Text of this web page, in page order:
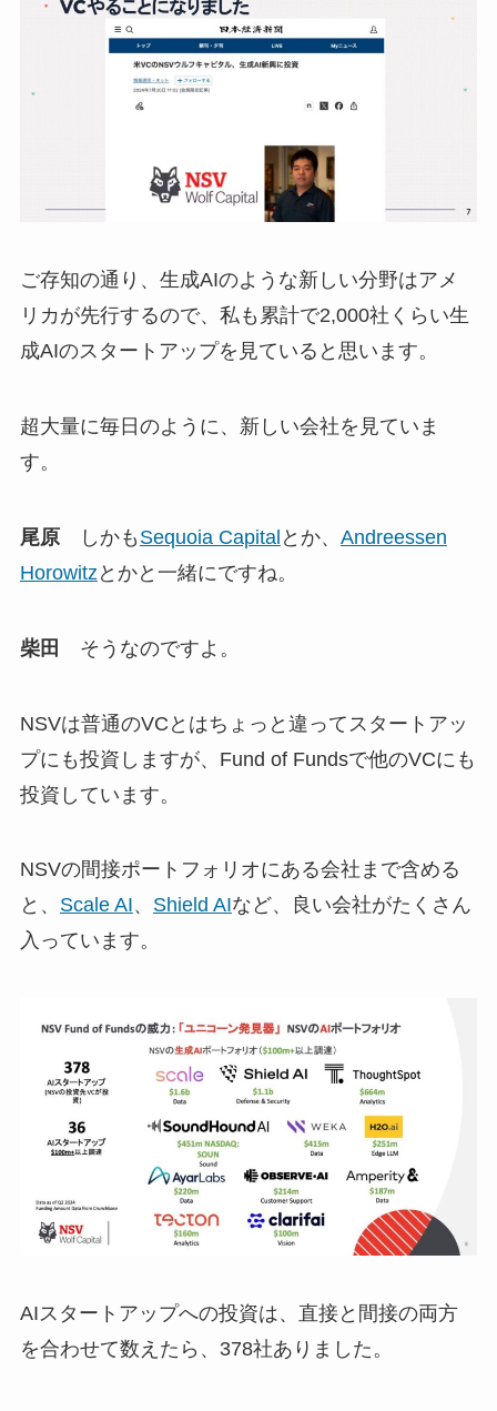
ご存知の通り、生成AIのような新しい分野はアメ
リカが先行するので、私も累計で2,000社くらい生
成AIのスタートアップを見ていると思います。
超大量に毎日のように、新しい会社を見ていま
す。
尾原しかも Sequoia Capital とか、 Andreessen
Horowitz とかと一緒にですね。
柴田 そうなのですよ。
NSVは普通のVCとはちょっと違ってスタートアッ
プにも投資しますが、Fund of Fundsで他のVCにも
投資しています。
NSVの間接ポートフォリオにある会社まで含める
と、 Scale AI、 Shield AIなど、良い会社がたくさん
入っています。
AIスタートアップへの投資は、直接と間接の両方
を合わせて数えたら、378社ありました。